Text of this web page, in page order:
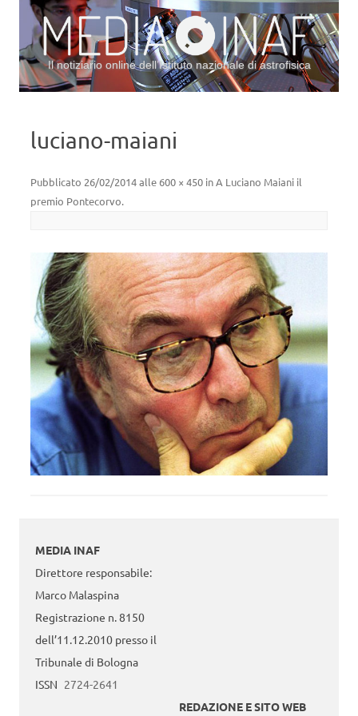
Il notiziario online dell’Istituto nazionale di astrofisica
luciano-maiani
Pubblicato 26/02/2014alle 600 × 450 inA Luciano Maiani il
premio Pontecorvo.
MEDIA INAF
Direttore responsabile:
Marco Malaspina
Registrazione n. 8150
dell’11.12.2010 presso il
Tribunale di Bologna
ISSN 2724-2641
REDAZIONE E SITO WEB